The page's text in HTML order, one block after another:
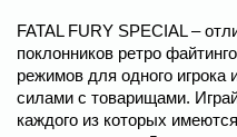
FATAL FURY SPECIAL –
поклонников ретро
режимов для одного игрока
силами с товарищами.
каждого из которых